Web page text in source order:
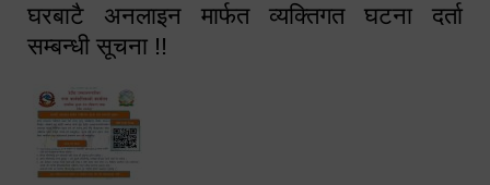
घरबाटै अनलाइन मार्फत व्यक्तिगत घटना दर्ता
सम्बन्धी सूचना !!